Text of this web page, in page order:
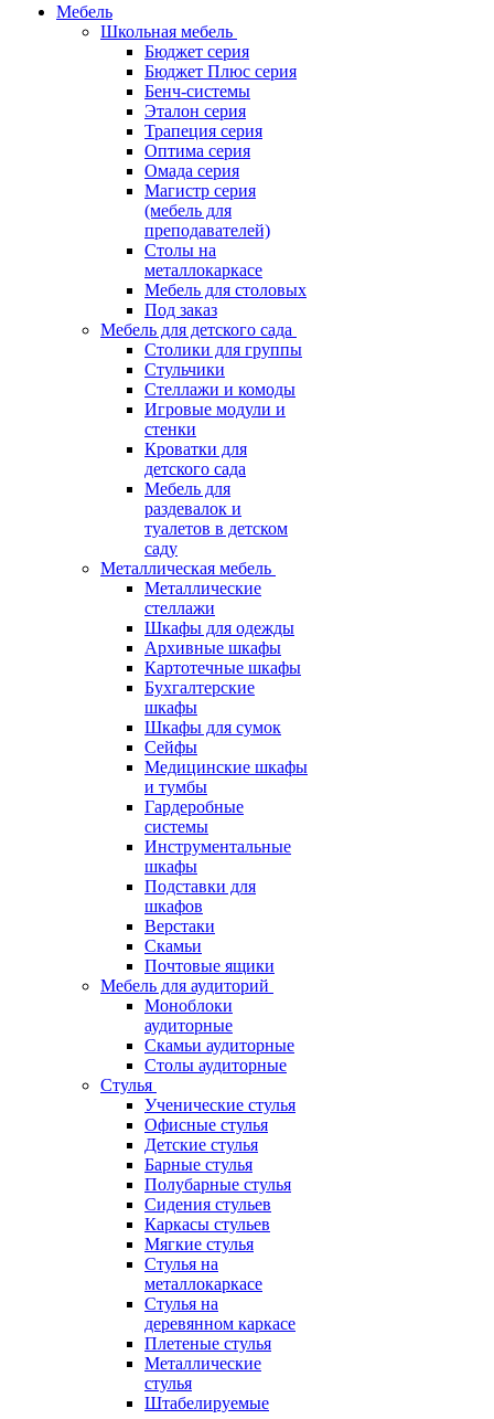
Мебель
Школьная мебель
Бюджет серия
Бюджет Плюс серия
Бенч-системы
Эталон серия
Трапеция серия
Оптима серия
Омада серия
Магистр серия
(мебель для
преподавателей)
Столы на
металлокаркасе
Мебель для столовых
Под заказ
Мебель для детского сада
Столики для группы
Стульчики
Стеллажи и комоды
Игровые модули и
стенки
Кроватки для
детского сада
Мебель для
раздевалок и
туалетов в детском
саду
Металлическая мебель
Металлические
стеллажи
Шкафы для одежды
Архивные шкафы
Картотечные шкафы
Бухгалтерские
шкафы
Шкафы для сумок
Сейфы
Медицинские шкафы
и тумбы
Гардеробные
системы
Инструментальные
шкафы
Подставки для
шкафов
Верстаки
Скамьи
Почтовые ящики
Мебель для аудиторий
Моноблоки
аудиторные
Скамьи аудиторные
Столы аудиторные
Стулья
Ученические стулья
Офисные стулья
Детские стулья
Барные стулья
Полубарные стулья
Сидения стульев
Каркасы стульев
Мягкие стулья
Стулья на
металлокаркасе
Стулья на
деревянном каркасе
Плетеные стулья
Металлические
стулья
Штабелируемые